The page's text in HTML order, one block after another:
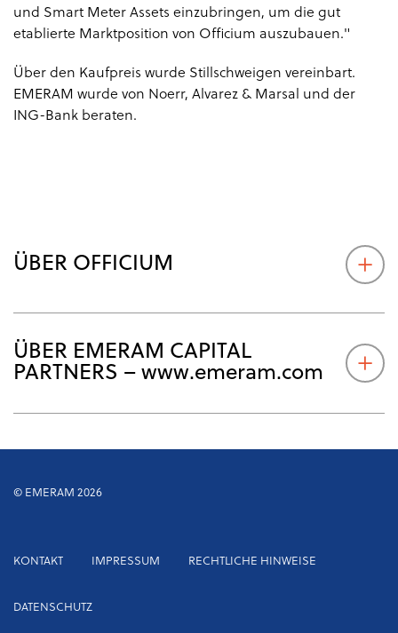
und Smart Meter Assets einzubringen, um die gut
etablierte Marktposition von Officium auszubauen."
Über den Kaufpreis wurde Stillschweigen vereinbart.
EMERAM wurde von Noerr, Alvarez & Marsal und der
ING-Bank beraten.
ÜBER OFFICIUM
ÜBER EMERAM CAPITAL
PARTNERS – www.emeram.com
© EMERAM 2026
menu
KONTAKT IMPRESSUM RECHTLICHE HINWEISE
DATENSCHUTZ